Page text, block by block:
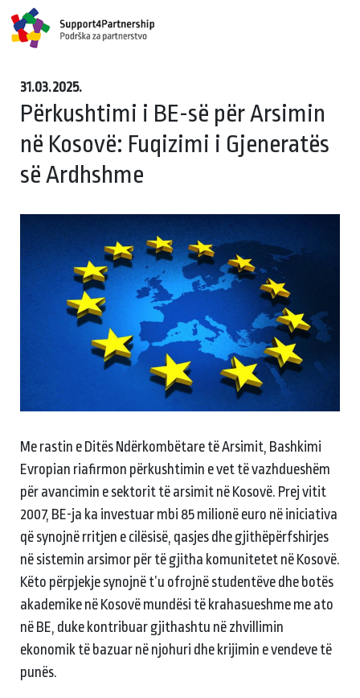
31.03.2025.
Përkushtimi i BE-së për Arsimin
në Kosovë: Fuqizimi i Gjeneratës
së Ardhshme
Me rastin e Ditës Ndërkombëtare të Arsimit, Bashkimi
Evropian riafirmon përkushtimin e vet të vazhdueshëm
për avancimin e sektorit të arsimit në Kosovë. Prej vitit
2007, BE-ja ka investuar mbi 85 milionë euro në iniciativa
që synojnë rritjen e cilësisë, qasjes dhe gjithëpërfshirjes
në sistemin arsimor për të gjitha komunitetet në Kosovë.
Këto përpjekje synojnë t’u ofrojnë studentëve dhe botës
akademike në Kosovë mundësi të krahasueshme me ato
në BE, duke kontribuar gjithashtu në zhvillimin
ekonomik të bazuar në njohuri dhe krijimin e vendeve të
punës.